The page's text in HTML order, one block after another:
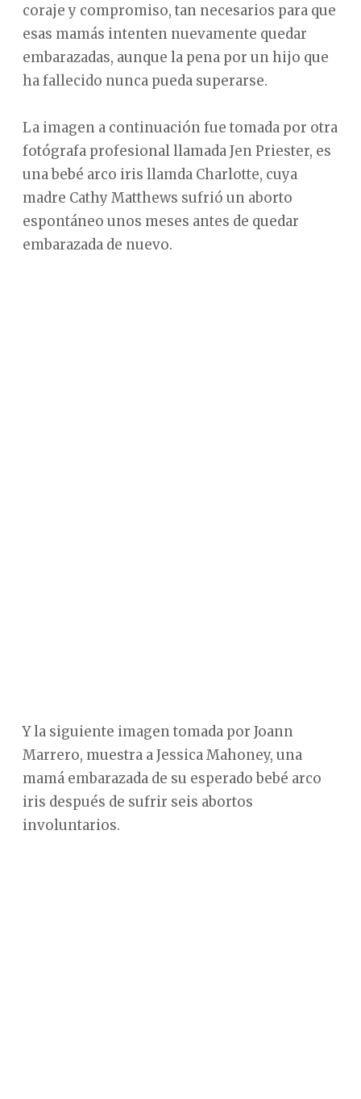
coraje y compromiso, tan necesarios para que
esas mamás intenten nuevamente quedar
embarazadas, aunque la pena por un hijo que
ha fallecido nunca pueda superarse.
La imagen a continuación fue tomada por otra
fotógrafa profesional llamada Jen Priester, es
una bebé arco iris llamda Charlotte, cuya
madre Cathy Matthews sufrió un aborto
espontáneo unos meses antes de quedar
embarazada de nuevo.
Y la siguiente imagen tomada por Joann
Marrero, muestra a Jessica Mahoney, una
mamá embarazada de su esperado bebé arco
iris después de sufrir seis abortos
involuntarios.